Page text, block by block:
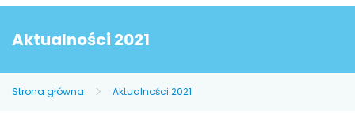
Aktualności 2021
Strona główna Aktualności 2021